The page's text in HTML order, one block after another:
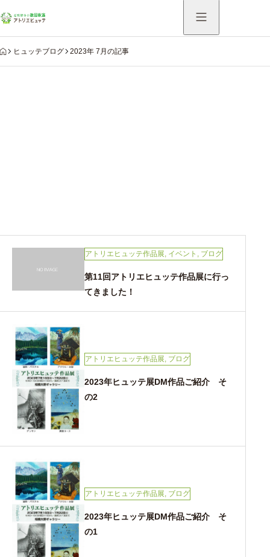
HOME
ヒュッテブログ 2023年 7月の記事
アトリエヒュッテ作品展, イベント , ブログ
第11回アトリエヒュッテ作品展に行っ
てきました！
アトリエヒュッテ作品展, ブログ
2023年ヒュッテ展DM作品ご紹介 そ
の2
アトリエヒュッテ作品展, ブログ
2023年ヒュッテ展DM作品ご紹介 そ
の1